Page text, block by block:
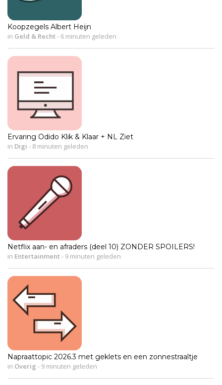
Koopzegels Albert Heijn
in Geld & Recht- 6 minuten geleden
Ervaring Odido Klik & Klaar + NL Ziet
in Digi - 8 minuten geleden
Netflix aan- en afraders (deel 10) ZONDER SPOILERS!
in Entertainment- 9 minuten geleden
Napraattopic 2026.3 met geklets en een zonnestraaltje
in Overig - 9 minuten geleden